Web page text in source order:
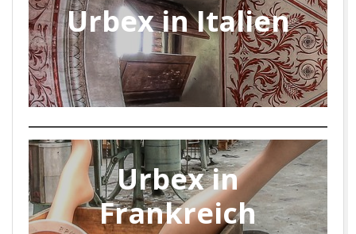
Urbex in Italien
Urbex in
Frankreich